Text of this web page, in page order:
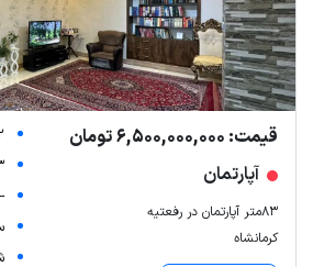
قیمت: 6,500,000,000 تومان
آپارتمان
83متر آپارتمان در رفعتیه
کرمانشاه
2